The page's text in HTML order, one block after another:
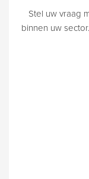
Stel uw vraag
binnen uw